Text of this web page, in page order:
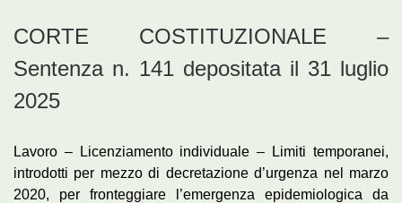
CORTE COSTITUZIONALE –
Sentenza n. 141 depositata il 31 luglio
2025
Lavoro – Licenziamento individuale – Limiti temporanei,
introdotti per mezzo di decretazione d’urgenza nel marzo
2020, per fronteggiare l’emergenza epidemiologica da